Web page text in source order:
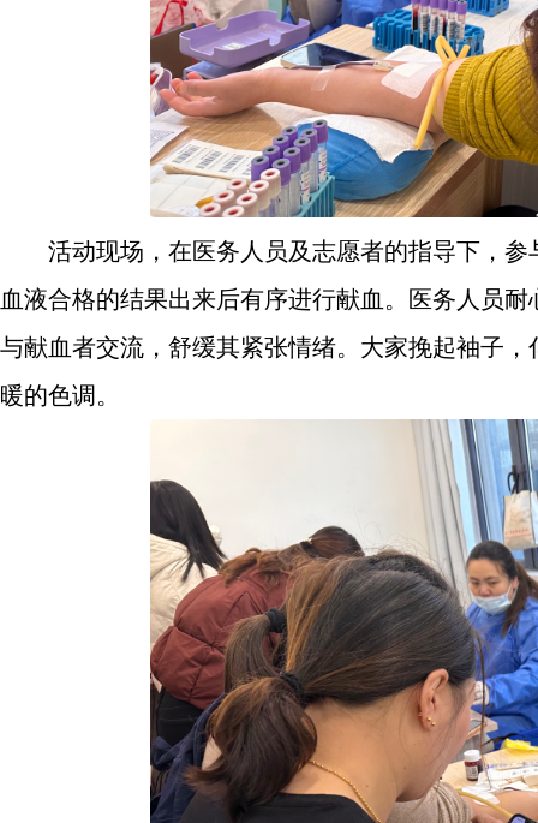
活动现场，在医务人员及志愿者的指导下，
血液合格的结果出来后有序进行献血。医务人员
与献血者交流，舒缓其紧张情绪。大家挽起袖子
暖的色调。